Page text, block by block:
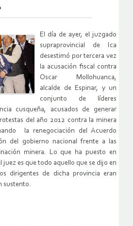
El día de ayer, el juzgado
supraprovincial de Ica
desestimó por tercera vez
la acusación fiscal contra
Oscar Mollohuanca,
alcalde de Espinar, y un
conjunto de líderes
cusqueña, acusados de generar
del año 2012 contra la minera
la renegociación del Acuerdo
del gobierno nacional frente a las
minera. Lo que ha puesto en
juez es que todo aquello que se dijo en
dirigentes de dicha provincia eran
sustento.